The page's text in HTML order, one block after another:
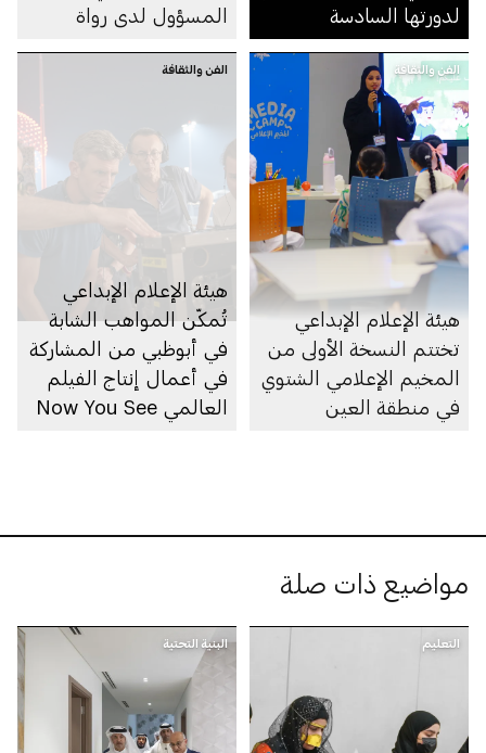
لدورتها السادسة
المسؤول لدى رواة
الفن والثقافة
هيئة الإعلام الإبداعي
تختتم النسخة الأولى من
المخيم الإعلامي الشتوي
في منطقة العين
الفن والثقافة
هيئة الإعلام الإبداعي
تُمكّن المواهب الشابة
في أبوظبي من المشاركة
في أعمال إنتاج الفيلم
العالمي Now You See
مواضيع ذات صلة
التعليم البنية التحتية